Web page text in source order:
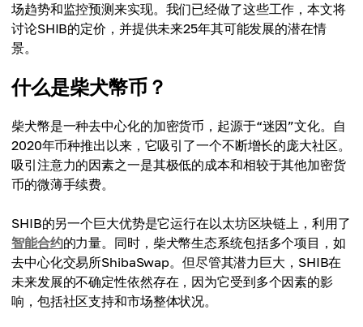
场趋势和监控预测来实现。我们已经做了这些工作，本文将
讨论SHIB的定价，并提供未来25年其可能发展的潜在情
景。
什么是柴犬幣币？
柴犬幣是一种去中心化的加密货币，起源于“迷因”文化。自
2020年币种推出以来，它吸引了一个不断增长的庞大社区。
吸引注意力的因素之一是其极低的成本和相较于其他加密货
币的微薄手续费。
SHIB的另一个巨大优势是它运行在以太坊区块链上，利用了
智能合约的力量。同时，柴犬幣生态系统包括多个项目，如
去中心化交易所ShibaSwap。但尽管其潜力巨大，SHIB在
未来发展的不确定性依然存在，因为它受到多个因素的影
响，包括社区支持和市场整体状况。